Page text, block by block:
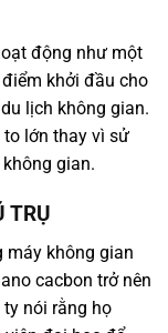
động như một
khởi đầu cho
lịch không gian.
lớn thay vì sử
gian.
TRỤ
máy không gian
cacbon trở nên
nói rằng họ